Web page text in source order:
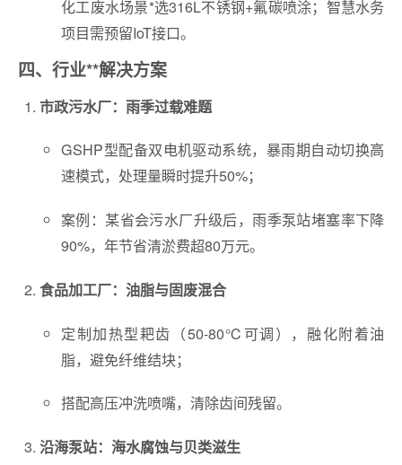
化工废水场景*选316L不锈钢+氟碳喷涂；智慧水务
项目需预留IoT接口。
四、行业**解决方案
市政污水厂：雨季过载难题
GSHP型配备双电机驱动系统，暴雨期自动切换高
速模式，处理量瞬时提升50%；
案例：某省会污水厂升级后，雨季泵站堵塞率下降
90%，年节省清淤费超80万元。
食品加工厂：油脂与固废混合
定制加热型耙齿（50-80℃可调），融化附着油
脂，避免纤维结块；
搭配高压冲洗喷嘴，清除齿间残留。
沿海泵站：海水腐蚀与贝类滋生